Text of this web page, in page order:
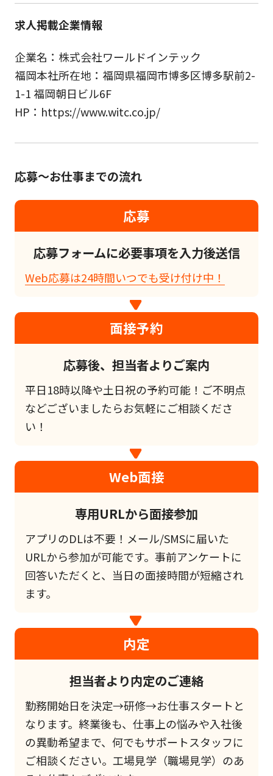
求人掲載企業情報
企業名：株式会社ワールドインテック
福岡本社所在地：福岡県福岡市博多区博多駅前2-
1-1 福岡朝日ビル6F
HP：https://www.witc.co.jp/
応募～お仕事までの流れ
応募
応募フォームに必要事項を入力後送信
Web応募は24時間いつでも受け付け中！
面接予約
応募後、担当者よりご案内
平日18時以降や土日祝の予約可能！ご不明点
などございましたらお気軽にご相談くださ
い！
Web面接
専用URLから面接参加
アプリのDLは不要！メール/SMSに届いた
URLから参加が可能です。事前アンケートに
回答いただくと、当日の面接時間が短縮され
ます。
内定
担当者より内定のご連絡
勤務開始日を決定→研修→お仕事スタートと
なります。終業後も、仕事上の悩みや入社後
の異動希望まで、何でもサポートスタッフに
ご相談ください。工場見学（職場見学）のあ